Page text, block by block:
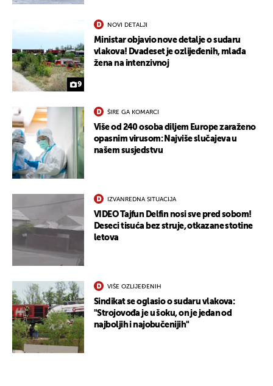
9
NOVI DETALJI
Ministar objavio nove detalje o sudaru
vlakova! Dvadeset je ozlijeđenih, mlađa
žena na intenzivnoj
ŠIRE GA KOMARCI
Više od 240 osoba diljem Europe zaraženo
opasnim virusom: Najviše slučajeva u
našem susjedstvu
IZVANREDNA SITUACIJA
VIDEO Tajfun Delfin nosi sve pred sobom!
Deseci tisuća bez struje, otkazane stotine
letova
VIŠE OZLIJEĐENIH
Sindikat se oglasio o sudaru vlakova:
"Strojovođa je u šoku, on je jedan od
najboljih i najobučenijih"
UKLJUČITE NOTIFIKACIJE